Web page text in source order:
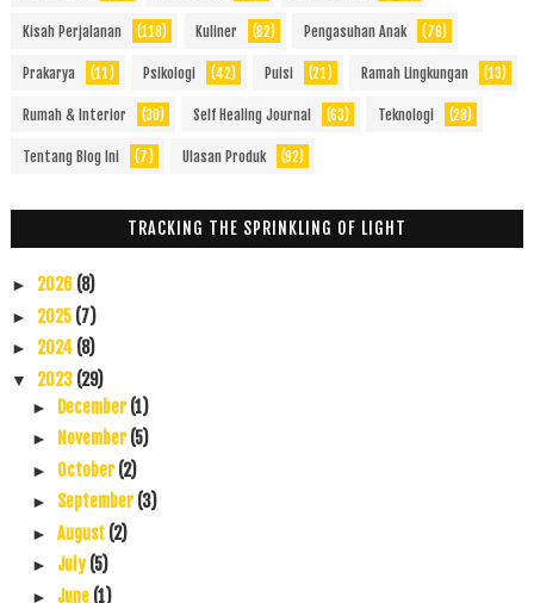
Kisah Perjalanan (118) Kuliner (82) Pengasuhan Anak (76)
Prakarya (11) Psikologi (42) Puisi (21) Ramah Lingkungan (13)
Rumah & Interior (30) Self Healing Journal (63) Teknologi (28)
Tentang Blog Ini (7) Ulasan Produk (92)
TRACKING THE SPRINKLING OF LIGHT
► 2026 (8)
► 2025 (7)
► 2024 (8)
▼ 2023 (29)
► December(1)
► November(5)
► October(2)
► September(3)
► August (2)
► July (5)
► June (1)